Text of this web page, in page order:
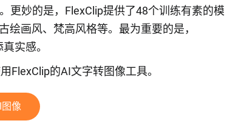
更妙的是，FlexClip提供了48个训练有素的模
绘画风、梵高风格等。最为重要的是，
实感。
FlexClip的AI文字转图像工具。
像